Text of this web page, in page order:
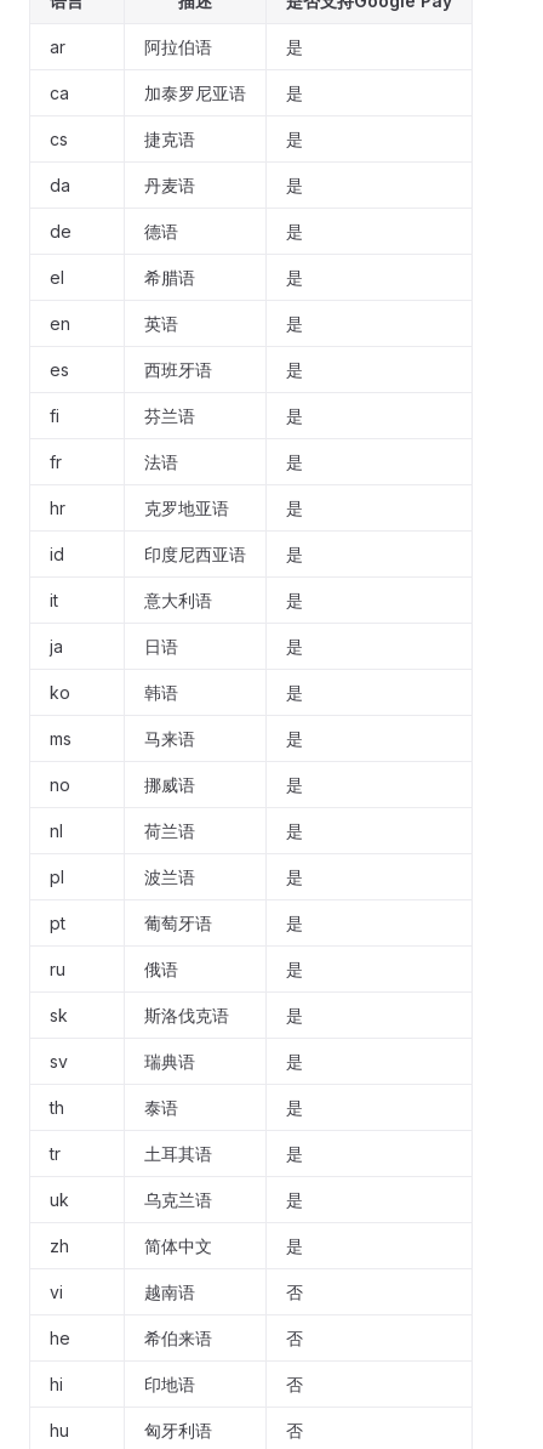
ar 阿拉伯语 是
ca 加泰罗尼亚语 是
cs 捷克语 是
da 丹麦语 是
de 德语 是
el 希腊语 是
en 英语 是
es 西班牙语 是
fi 芬兰语 是
fr 法语 是
hr 克罗地亚语 是
id 印度尼西亚语 是
it 意大利语 是
ja 日语 是
ko 韩语 是
ms 马来语 是
no 挪威语 是
nl 荷兰语 是
pl 波兰语 是
pt 葡萄牙语 是
ru 俄语 是
sk 斯洛伐克语 是
sv 瑞典语 是
th 泰语 是
tr 土耳其语 是
uk 乌克兰语 是
zh 简体中文 是
vi 越南语 否
he 希伯来语 否
hi 印地语 否
hu 匈牙利语 否